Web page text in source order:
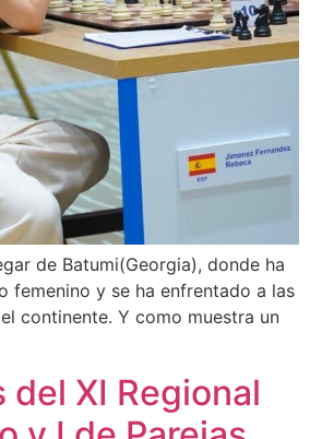
de Batumi(Georgia), donde ha
femenino y se ha enfrentado a las
continente. Y como muestra un
del XI Regional